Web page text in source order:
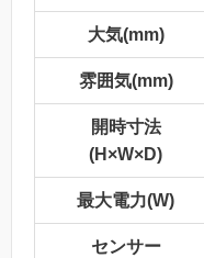
大気(mm)
雰囲気(mm)
開時寸法
(H×W×D)
最大電力(W)
センサー